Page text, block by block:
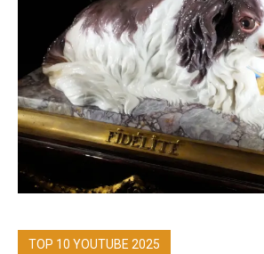
TOP 10 YOUTUBE 2025